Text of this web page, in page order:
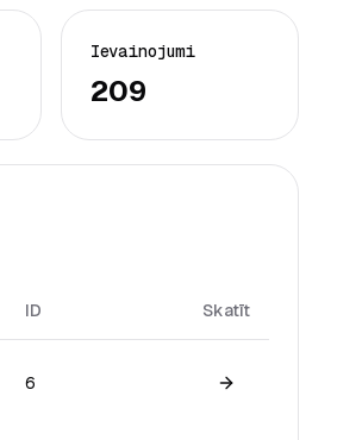
Ievainojumi
209
ID Skatīt
6
View game